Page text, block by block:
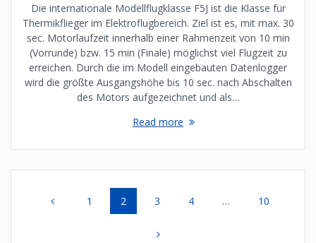
Die internationale Modellflugklasse F5J ist die Klasse für
Thermikflieger im Elektroflugbereich. Ziel ist es, mit max. 30
sec. Motorlaufzeit innerhalb einer Rahmenzeit von 10 min
(Vorrunde) bzw. 15 min (Finale) möglichst viel Flugzeit zu
erreichen. Durch die im Modell eingebauten Datenlogger
wird die größte Ausgangshöhe bis 10 sec. nach Abschalten
des Motors aufgezeichnet und als…
Read more
navigationPage
1 Page
2 Page
3 Page
4 … Page
10